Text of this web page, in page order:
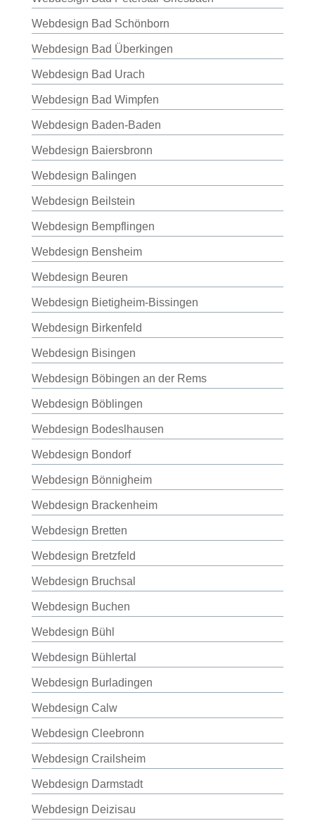
Webdesign Bad Schönborn
Webdesign Bad Überkingen
Webdesign Bad Urach
Webdesign Bad Wimpfen
Webdesign Baden-Baden
Webdesign Baiersbronn
Webdesign Balingen
Webdesign Beilstein
Webdesign Bempflingen
Webdesign Bensheim
Webdesign Beuren
Webdesign Bietigheim-Bissingen
Webdesign Birkenfeld
Webdesign Bisingen
Webdesign Böbingen an der Rems
Webdesign Böblingen
Webdesign Bodeslhausen
Webdesign Bondorf
Webdesign Bönnigheim
Webdesign Brackenheim
Webdesign Bretten
Webdesign Bretzfeld
Webdesign Bruchsal
Webdesign Buchen
Webdesign Bühl
Webdesign Bühlertal
Webdesign Burladingen
Webdesign Calw
Webdesign Cleebronn
Webdesign Crailsheim
Webdesign Darmstadt
Webdesign Deizisau